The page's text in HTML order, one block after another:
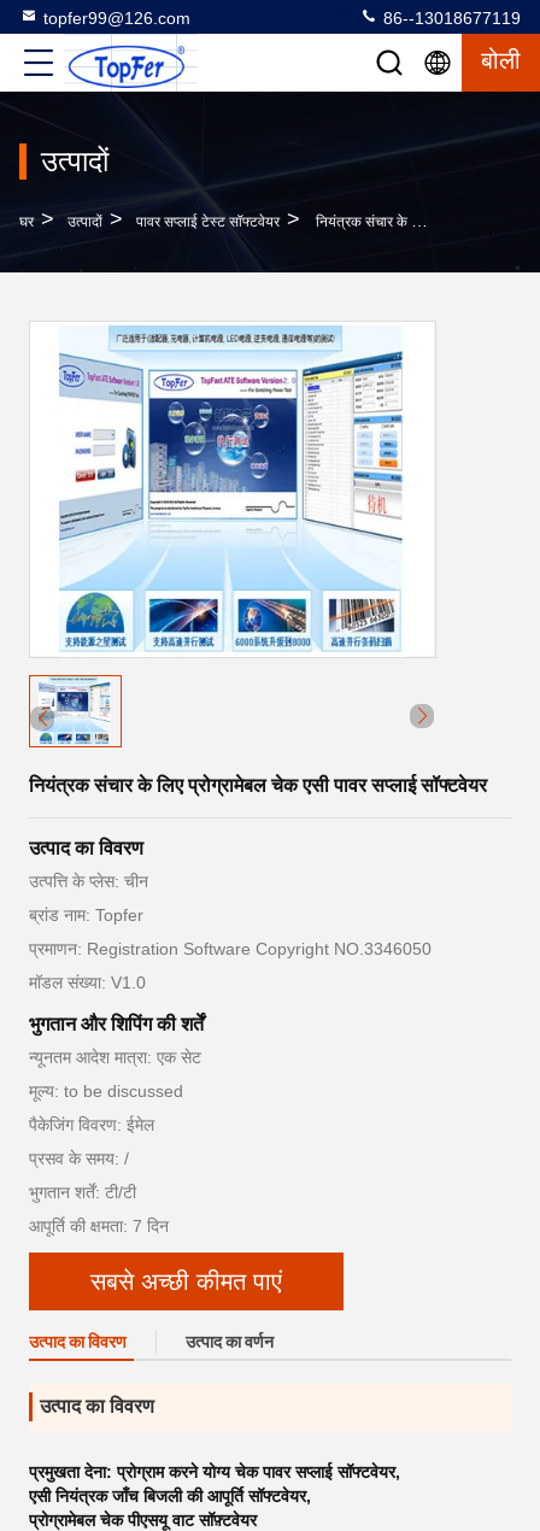
topfer99@126.com 86--13018677119
बोली
उत्पादों
घर > उत्पादों > पावर सप्लाई टेस्ट सॉफ्टवेयर > नियंत्रक संचार के लिए प्रोग्रामेबल चेक एसी पावर सप्लाई सॉफ्टवेयर
नियंत्रक संचार के लिए प्रोग्रामेबल चेक एसी पावर सप्लाई सॉफ्टवेयर
उत्पाद का विवरण
उत्पत्ति के प्लेस: चीन
ब्रांड नाम: Topfer
प्रमाणन: Registration Software Copyright NO.3346050
मॉडल संख्या: V1.0
भुगतान और शिपिंग की शर्तें
न्यूनतम आदेश मात्रा: एक सेट
मूल्य: to be discussed
पैकेजिंग विवरण: ईमेल
प्रसव के समय: /
भुगतान शर्तें: टी/टी
आपूर्ति की क्षमता: 7 दिन
सबसे अच्छी कीमत पाएं
उत्पाद का विवरण उत्पाद का वर्णन
उत्पाद का विवरण
प्रमुखता देना:प्रोग्राम करने योग्य चेक पावर सप्लाई सॉफ्टवेयर,
एसी नियंत्रक जाँच बिजली की आपूर्ति सॉफ्टवेयर,
प्रोग्रामेबल चेक पीएसयू वाट सॉफ़्टवेयर